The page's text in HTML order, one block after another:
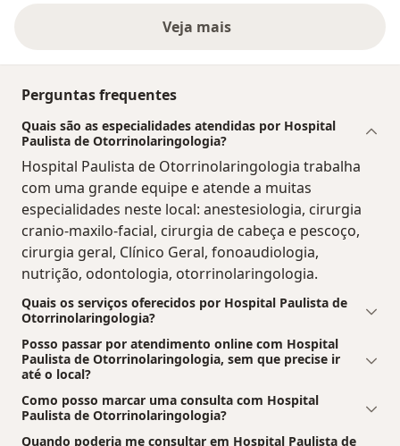
Veja mais
Perguntas frequentes
Quais são as especialidades atendidas por Hospital
Paulista de Otorrinolaringologia?
Hospital Paulista de Otorrinolaringologia trabalha
com uma grande equipe e atende a muitas
especialidades neste local: anestesiologia, cirurgia
cranio-maxilo-facial, cirurgia de cabeça e pescoço,
cirurgia geral, Clínico Geral, fonoaudiologia,
nutrição, odontologia, otorrinolaringologia.
Quais os serviços oferecidos por Hospital Paulista de
Otorrinolaringologia?
Posso passar por atendimento online com Hospital
Paulista de Otorrinolaringologia, sem que precise ir
até o local?
Como posso marcar uma consulta com Hospital
Paulista de Otorrinolaringologia?
Quando poderia me consultar em Hospital Paulista de